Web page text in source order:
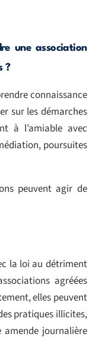
une association
?
connaissance
sur les démarches
à l’amiable avec
poursuites
peuvent agir de
la loi au détriment
agréées
elles peuvent
pratiques illicites,
amende journalière